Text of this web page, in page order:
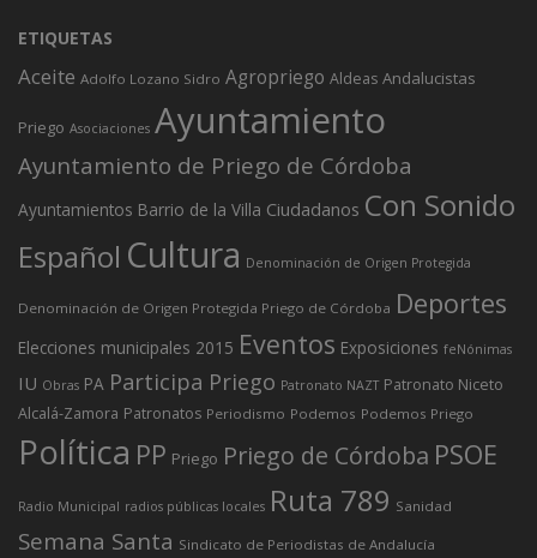
ETIQUETAS
Aceite Adolfo Lozano Sidro Agropriego Aldeas Andalucistas
Priego Asociaciones Ayuntamiento
Ayuntamiento de Priego de Córdoba
Ayuntamientos Barrio de la Villa Ciudadanos Con Sonido
Español Cultura Denominación de Origen Protegida
Denominación de Origen Protegida Priego de Córdoba Deportes
Elecciones municipales 2015 Eventos Exposiciones feNónimas
IU Obras PA Participa Priego Patronato NAZT Patronato Niceto
Alcalá-Zamora Patronatos Periodismo Podemos Podemos Priego
Política PP Priego Priego de Córdoba PSOE
Radio Municipal radios públicas locales Ruta 789 Sanidad
Semana Santa Sindicato de Periodistas de Andalucía